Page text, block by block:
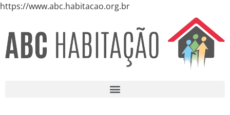
https://www.abc.habitacao.org.br